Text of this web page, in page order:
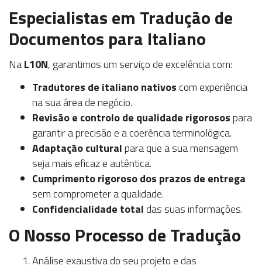
Especialistas em Tradução de
Documentos para Italiano
NaL10N, garantimos um serviço de excelência com:
Tradutores de italiano nativoscom experiência
na sua área de negócio.
Revisão e controlo de qualidade rigorosospara
garantir a precisão e a coerência terminológica.
Adaptação culturalpara que a sua mensagem
seja mais eficaz e autêntica.
Cumprimento rigoroso dos prazos de entrega
sem comprometer a qualidade.
Confidencialidade totaldas suas informações.
O Nosso Processo de Tradução
Análise exaustiva do seu projeto e das